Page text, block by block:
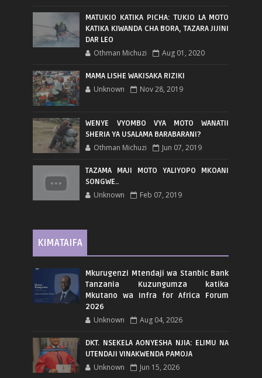
MATUKIO KATIKA PICHA: TUKIO LA MOTO
KATIKA KIWANDA CHA BORA, TAZARA JIJINI
DAR LEO
Othman Michuzi Aug 01, 2020
MAMA LISHE WAKISAKA RIZIKI
Unknown Nov 28, 2019
WENYE VYOMBO VYA MOTO WANATII
SHERIA YA USALAMA BARABARANI?
Othman Michuzi Jun 07, 2019
TAZAMA MAJI MOTO YALIYOPO MKOANI
SONGWE..
Unknown Feb 07, 2019
KIMATAIFA
Mkurugenzi Mtendaji wa Stanbic Bank
Tanzania Kuzungumza katika
Mkutano wa Infra for Africa Forum
2026
Unknown Aug 04, 2026
DKT. NSEKELA AONYESHA NJIA: ELIMU NA
UTENDAJI VINAKWENDA PAMOJA
Unknown Jun 15, 2026